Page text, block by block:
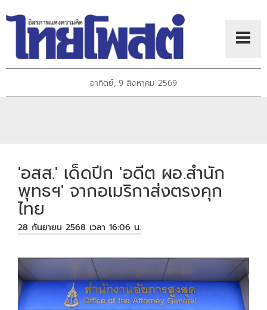
อาทิตย์, 9 สิงหาคม 2569
'อสส.' เด็ดปีก 'อดีต ผอ.สำนัก
พุทธฯ' จากอเมริกาส่งตรงคุก
ไทย
28 กันยายน 2568 เวลา 16:06 น.